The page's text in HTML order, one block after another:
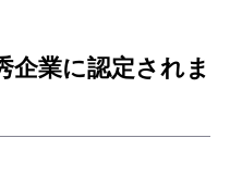
企業に認定されま